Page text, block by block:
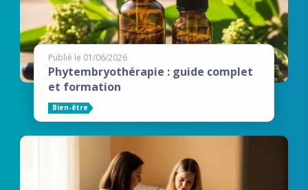
Publié le 01/06/2026
Phytembryothérapie : guide complet
et formation
Bien-être